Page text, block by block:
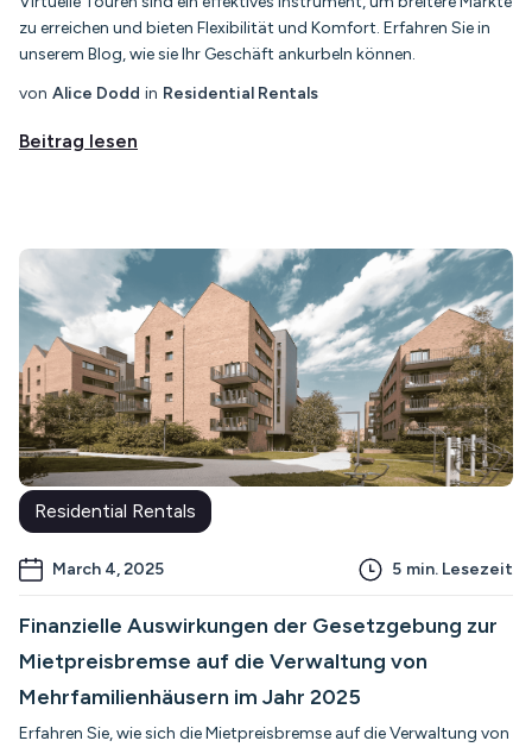
zu erreichen und bieten Flexibilität und Komfort. Erfahren Sie in
unserem Blog, wie sie Ihr Geschäft ankurbeln können.
von Alice Dodd in Residential Rentals
Beitrag lesen
Residential Rentals
March 4, 2025 5 min. Lesezeit
Finanzielle Auswirkungen der Gesetzgebung zur
Mietpreisbremse auf die Verwaltung von
Mehrfamilienhäusern im Jahr 2025
Erfahren Sie, wie sich die Mietpreisbremse auf die Verwaltung von